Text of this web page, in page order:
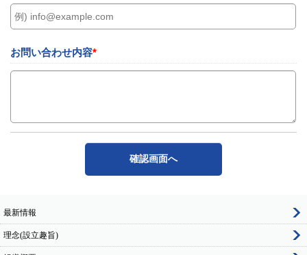
お問い合わせ内容*
最新情報
理念(設立趣旨)